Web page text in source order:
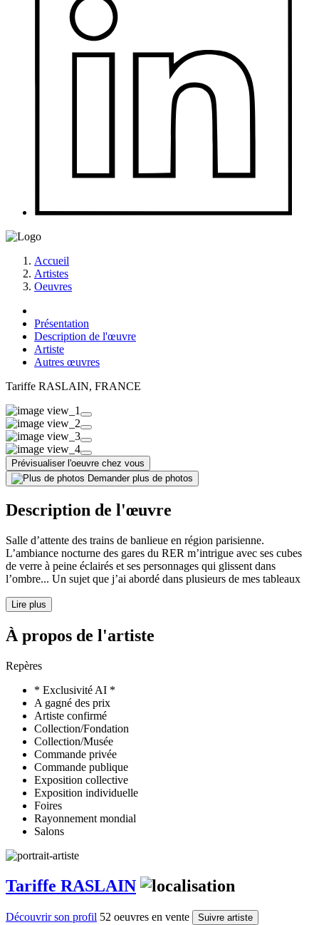
Accueil
Artistes
Oeuvres
Présentation
Description de l'œuvre
Artiste
Autres œuvres
Tariffe RASLAIN, FRANCE
Prévisualiser l'oeuvre chez vous
Demander plus de photos
Description de l'œuvre
Salle d’attente des trains de banlieue en région parisienne.
L’ambiance nocturne des gares du RER m’intrigue avec ses cubes
de verre à peine éclairés et ses personnages qui glissent dans
l’ombre... Un sujet que j’ai abordé dans plusieurs de mes tableaux
Lire plus
À propos de l'artiste
Repères
* Exclusivité AI *
A gagné des prix
Artiste confirmé
Collection/Fondation
Collection/Musée
Commande privée
Commande publique
Exposition collective
Exposition individuelle
Foires
Rayonnement mondial
Salons
Tariffe RASLAIN
Découvrir son profil 52 oeuvres en vente Suivre artiste